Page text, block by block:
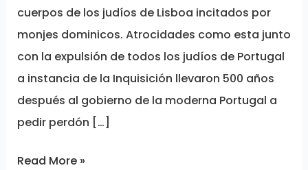
cuerpos de los judíos de Lisboa incitados por
monjes dominicos. Atrocidades como esta junto
con la expulsión de todos los judíos de Portugal
a instancia de la Inquisición llevaron 500 años
después al gobierno de la moderna Portugal a
pedir perdón […]
Read More »